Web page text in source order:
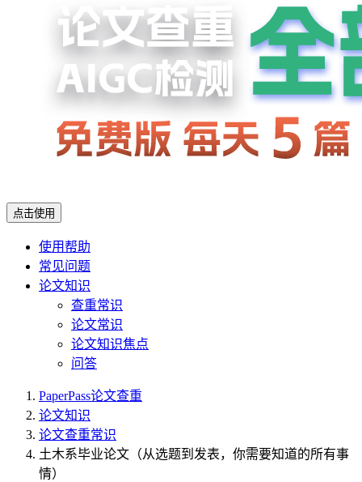
点击使用
使用帮助
常见问题
论文知识
查重常识
论文常识
论文知识焦点
问答
PaperPass论文查重
论文知识
论文查重常识
土木系毕业论文（从选题到发表，你需要知道的所有事
情）